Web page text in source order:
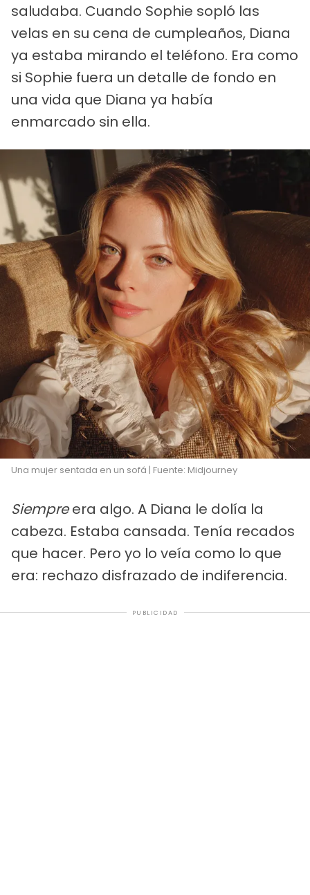
saludaba. Cuando Sophie sopló las
velas en su cena de cumpleaños, Diana
ya estaba mirando el teléfono. Era como
si Sophie fuera un detalle de fondo en
una vida que Diana ya había
enmarcado sin ella.
Una mujer sentada en un sofá | Fuente: Midjourney
Siempreera algo. A Diana le dolía la
cabeza. Estaba cansada. Tenía recados
que hacer. Pero yo lo veía como lo que
era: rechazo disfrazado de indiferencia.
PUBLICIDAD